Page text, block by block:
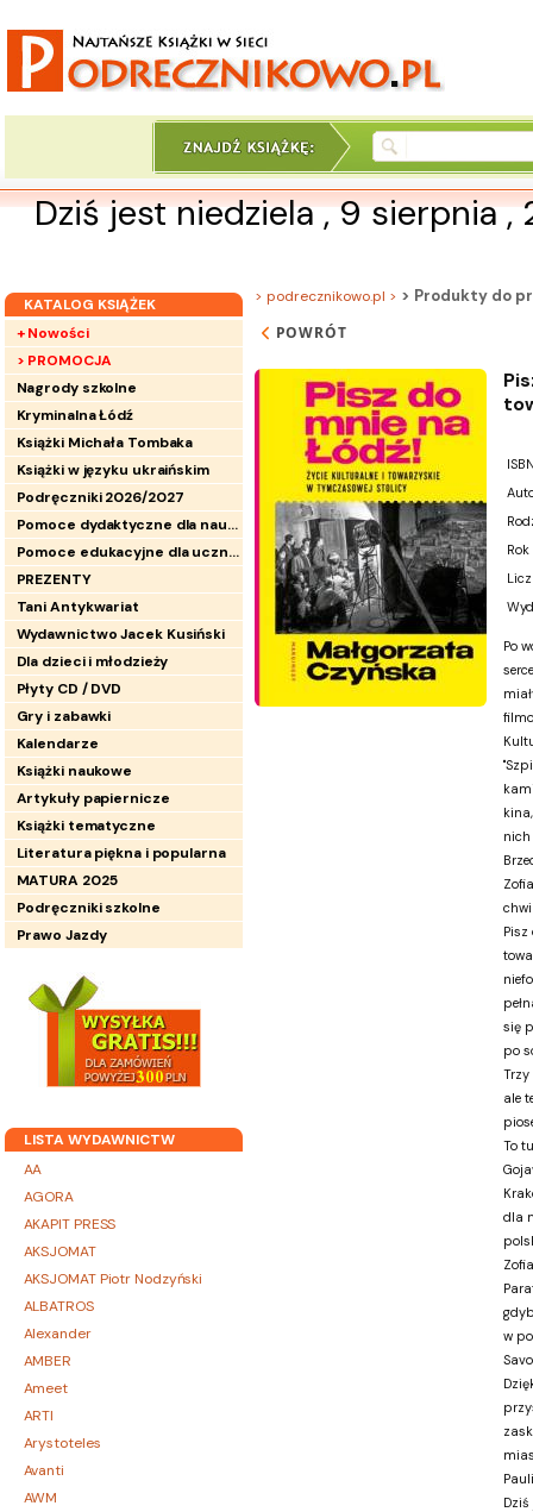
Dziś jest niedziela , 9 sierpnia
KATALOG KSIĄŻEK
+ Nowości
> PROMOCJA
Nagrody szkolne
Kryminalna Łódź
Książki Michała Tombaka
Książki w języku ukraińskim
Podręczniki 2026/2027
Pomoce dydaktyczne dla nauczycieli
Pomoce edukacyjne dla uczniów
PREZENTY
Tani Antykwariat
Wydawnictwo Jacek Kusiński
Dla dzieci i młodzieży
Płyty CD / DVD
Gry i zabawki
Kalendarze
Książki naukowe
Artykuły papiernicze
Książki tematyczne
Literatura piękna i popularna
MATURA 2025
Podręczniki szkolne
Prawo Jazdy
LISTA WYDAWNICTW
AA
AGORA
AKAPIT PRESS
AKSJOMAT
AKSJOMAT Piotr Nodzyński
ALBATROS
Alexander
AMBER
Ameet
ARTI
Arystoteles
Avanti
AWM
> podrecznikowo.pl > > Produkty do
POWRÓT
Po
nich
się
po
ale
To
dla
w